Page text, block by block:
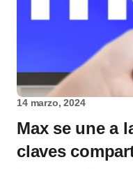
14 marzo, 2024
Max se une a
claves